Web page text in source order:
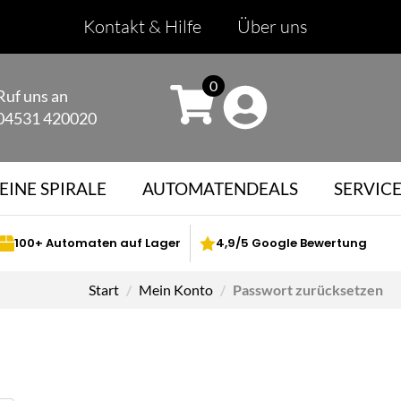
Kontakt & Hilfe Über uns
uns an
420020
0
SPIRALE AUTOMATENDEALS SERVICE
100+ Automaten auf Lager 4,9/5 Google Bewertung
Start Mein Konto Passwort zurücksetzen